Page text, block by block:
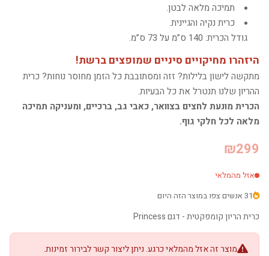
תמיכה מלאה לבטן.
כרית נקיה והגיינית.
גודל הכרית: 140 ס”מ על 73 ס”מ.
היזהרו מחיקויים סיניים שמופצים ברשת!
מתקשה לישון בלילות? זזה ומסתובבת כל הזמן מחוסר נוחות? כרית
ההריון שלנו תנטרל את כל הבעיות.
הכרית מונעת לחצים בצוואר, כאבי גב, ברכיים, ומעניקה תמיכה
מלאה לכל חלקי גוף.
₪299
אזל מהמלאי
31 אנשים צפו במוצר הזה היום
כרית הריון קומפקטית - דגם Princess
מוצר זה אזל מהמלאי כרגע. ניתן ליצור קשר לבירור זמינות.